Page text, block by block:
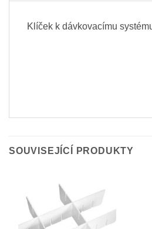
Klíček k dávkovacímu
SOUVISEJÍCÍ PRODUKTY